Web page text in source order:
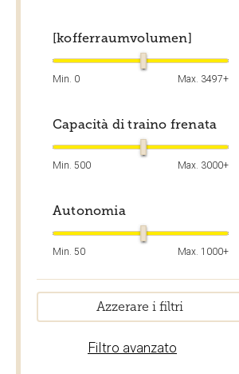
[kofferraumvolumen]
Min. 0 Max. 3497+
Capacità di traino frenata
Min. 500 Max. 3000+
Autonomia
Min. 50 Max. 1000+
Azzerare i filtri
Filtro avanzato